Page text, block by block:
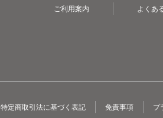
ご利用案内 よくあ
特定商取引法に基づく表記 免責事項 プ